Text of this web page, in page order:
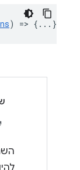
) => {...}